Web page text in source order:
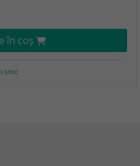
în coş
stoc